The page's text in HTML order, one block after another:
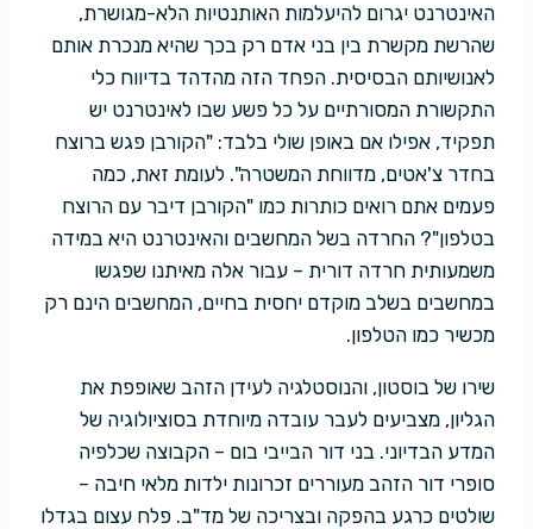
האינטרנט יגרום להיעלמות האותנטיות הלא-מגושרת,
שהרשת מקשרת בין בני אדם רק בכך שהיא מנכרת אותם
לאנושיותם הבסיסית. הפחד הזה מהדהד בדיווח כלי
התקשורת המסורתיים על כל פשע שבו לאינטרנט יש
תפקיד, אפילו אם באופן שולי בלבד: "הקורבן פגש ברוצח
בחדר צ'אטים, מדווחת המשטרה". לעומת זאת, כמה
פעמים אתם רואים כותרות כמו "הקורבן דיבר עם הרוצח
בטלפון"? החרדה בשל המחשבים והאינטרנט היא במידה
משמעותית חרדה דורית – עבור אלה מאיתנו שפגשו
במחשבים בשלב מוקדם יחסית בחיים, המחשבים הינם רק
מכשיר כמו הטלפון.
שירו של בוסטון, והנוסטלגיה לעידן הזהב שאופפת את
הגליון, מצביעים לעבר עובדה מיוחדת בסוציולוגיה של
המדע הבדיוני. בני דור הבייבי בום – הקבוצה שכלפיה
סופרי דור הזהב מעוררים זכרונות ילדות מלאי חיבה –
שולטים כרגע בהפקה ובצריכה של מד"ב. פלח עצום בגדלו